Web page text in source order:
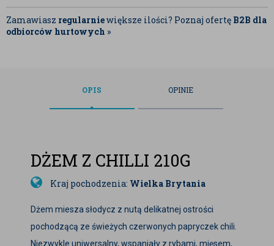
Zamawiasz regularniewiększe ilości? Poznaj ofertę B2B dla
odbiorców hurtowych »
OPIS OPINIE
DŻEM Z CHILLI 210G
Kraj pochodzenia: Wielka Brytania
Dżem miesza słodycz z nutą delikatnej ostrości
pochodzącą ze świeżych czerwonych papryczek chili.
Niezwykle uniwersalny, wspaniały z rybami, mięsem,